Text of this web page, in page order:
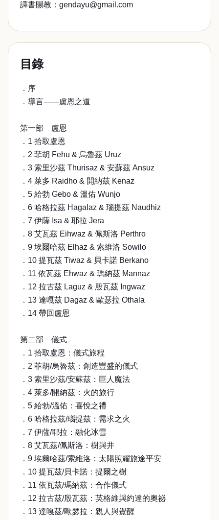
譯書賜教：gendayu@gmail.com
目錄
．序
．導言——盧恩之道
第一部 盧恩
．1 拾取盧恩
．2 菲胡 Fehu & 烏魯茲 Uruz
．3 索里沙茲 Thurisaz & 安蘇茲 Ansuz
．4 萊多 Raidho & 開納茲 Kenaz
．5 給勃 Gebo & 溫佑 Wunjo
．6 哈格拉茲 Hagalaz & 瑙提茲 Naudhiz
．7 伊薩 Isa & 耶拉 Jera
．8 艾瓦茲 Eihwaz & 佩斯洛 Perthro
．9 埃爾哈茲 Elhaz & 索維洛 Sowilo
．10 提瓦茲 Tiwaz & 貝卡諾 Berkano
．11 依瓦茲 Ehwaz & 瑪納茲 Mannaz
．12 拉古茲 Laguz & 殷瓦茲 Ingwaz
．13 達嘎茲 Dagaz & 歐瑟拉 Othala
．14 帶回盧恩
第二部 儀式
．1 拾取盧恩：儀式旅程
．2 菲胡/烏魯茲：創造豐盛的儀式
．3 索里沙茲/安蘇茲：巨人魔法
．4 萊多/開納茲：火的旅行
．5 給勃/溫佑：喜悅之禮
．6 哈格拉茲/瑙提茲：需求之火
．7 伊薩/耶拉：融化冰雪
．8 艾瓦茲/佩斯洛：樹與井
．9 埃爾哈茲/索維洛：太陽照耀旅途平安
．10 提瓦茲/貝卡諾：提爾之樹
．11 依瓦茲/瑪納茲：合作儀式
．12 拉古茲/殷瓦茲：英格維與約達的奧祕
．13 達嘎茲/歐瑟拉：親人與覺醒